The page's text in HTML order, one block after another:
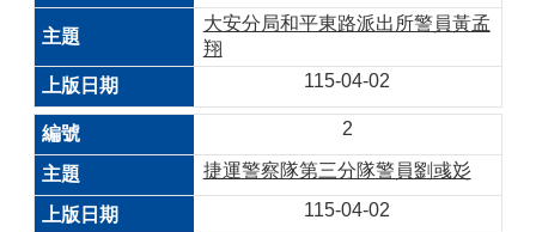
大安分局和平東路派出所警員黃孟
翔
115-04-02
2
捷運警察隊第三分隊警員劉彧彣
115-04-02